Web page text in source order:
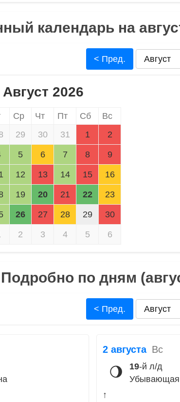
календарь на
< Пред.
Август 2026
Ср Чт Пт Сб
Вс
29 30 31 1 2
5 6 7 8 9
12 13 14 15 16
19 20 21 22 23
26 27 28 29 30
2 3 4 5 6
Подробно по дням
< Пред.
2 августа Вс
🌖 19-й л/д
Убывающая
↑